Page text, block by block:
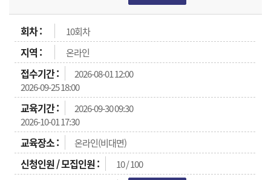
10회차
온라인
2026-08-01 12:00
2026-09-25 18:00
2026-09-30 09:30
2026-10-01 17:30
온라인(비대면)
10 / 100